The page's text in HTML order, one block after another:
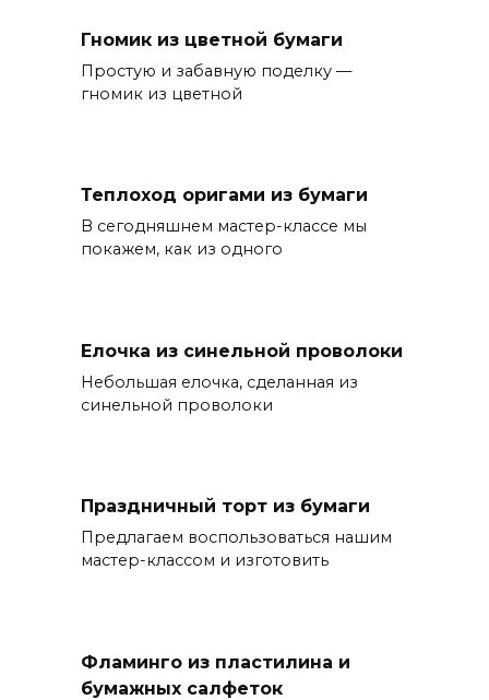
Гномик из цветной бумаги
Простую и забавную поделку —
гномик из цветной
Теплоход оригами из бумаги
В сегодняшнем мастер-классе мы
покажем, как из одного
Елочка из синельной проволоки
Небольшая елочка, сделанная из
синельной проволоки
Праздничный торт из бумаги
Предлагаем воспользоваться нашим
мастер-классом и изготовить
Фламинго из пластилина и
бумажных салфеток